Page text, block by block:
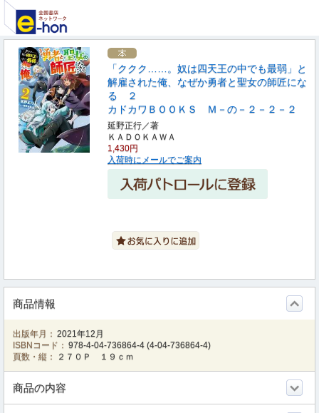
「ククク……。奴は四天王の中でも最弱」と
解雇された俺、なぜか勇者と聖女の師匠にな
る ２
カドカワＢＯＯＫＳ Ｍ－の－２－２－２
延野正行／著
ＫＡＤＯＫＡＷＡ
1,430円
入荷時にメールでご案内
商品情報
出版年月： 2021年12月
ISBNコード： 978-4-04-736864-4 (4-04-736864-4)
頁数・縦：
２７０Ｐ １９ｃｍ
商品の内容